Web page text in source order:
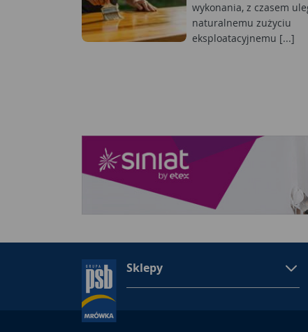
wykonania, z czasem
naturalnemu zużyciu
eksploatacyjnemu [...]
Sklepy